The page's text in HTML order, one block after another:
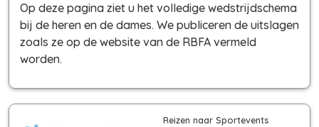
Op deze pagina ziet u het volledige wedstrijdschema
bij de heren en de dames. We publiceren de uitslagen
zoals ze op de website van de RBFA vermeld
worden.
Reizen naar Sportevents